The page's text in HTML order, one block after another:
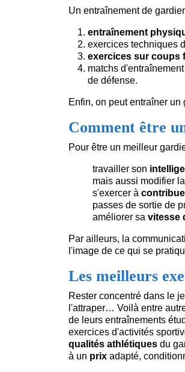
Un entraînement de
entraînement
exercices techniques
exercices sur coups
matchs
de défense.
Enfin, on peut entraîner
Comment être
Pour être un meilleur
travailler son
mais aussi modifier
s'exercer à
passes de sortie de
améliorer sa vitesse
Par ailleurs, la
l'image de ce qui se
Les meilleurs
Rester concentré dans le
l'attraper… Voilà entre
de leurs entraînements
exercices d'activités
qualités athlétiques du
à un prix adapté,